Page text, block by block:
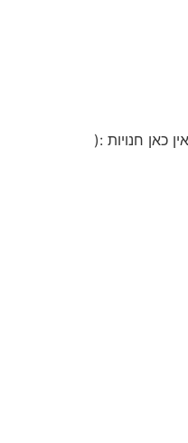
אין כאן חנויות :(